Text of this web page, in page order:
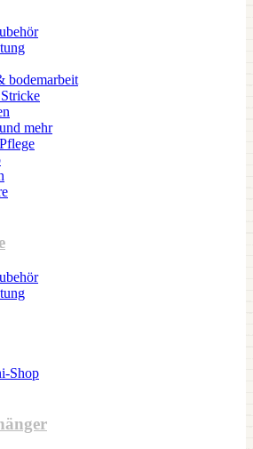
bodemarbeit
mehr
Shop